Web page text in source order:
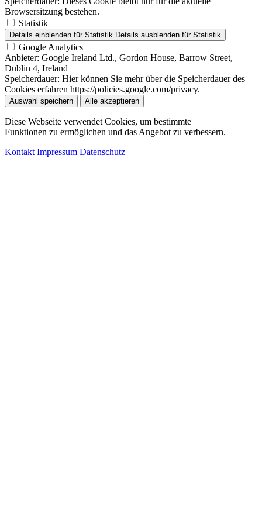
Browsersitzung bestehen.
Statistik
Details einblenden für Statistik Details ausblenden für Statistik
Google Analytics
Anbieter: Google Ireland Ltd., Gordon House, Barrow Street,
Dublin 4, Ireland
Speicherdauer: Hier können Sie mehr über die Speicherdauer des
Cookies erfahren https://policies.google.com/privacy.
Auswahl speichern Alle akzeptieren
Diese Webseite verwendet Cookies, um bestimmte
Funktionen zu ermöglichen und das Angebot zu verbessern.
Kontakt Impressum Datenschutz